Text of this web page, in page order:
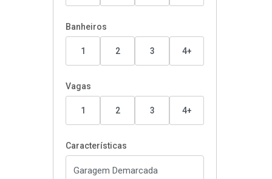
Banheiros
1 2 3 4+
Vagas
1 2 3 4+
Características